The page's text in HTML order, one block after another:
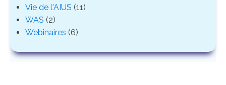
Vie de l'AIUS (11)
WAS (2)
Webinaires (6)